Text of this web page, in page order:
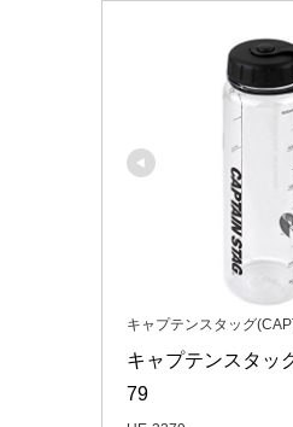
キャプテンスタッグ
キャプテンスタッ
79